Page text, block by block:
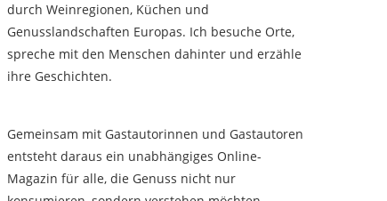
durch Weinregionen, Küchen und
Genusslandschaften Europas. Ich besuche Orte,
spreche mit den Menschen dahinter und erzähle
ihre Geschichten.
Gemeinsam mit Gastautorinnen und Gastautoren
entsteht daraus ein unabhängiges Online-
Magazin für alle, die Genuss nicht nur